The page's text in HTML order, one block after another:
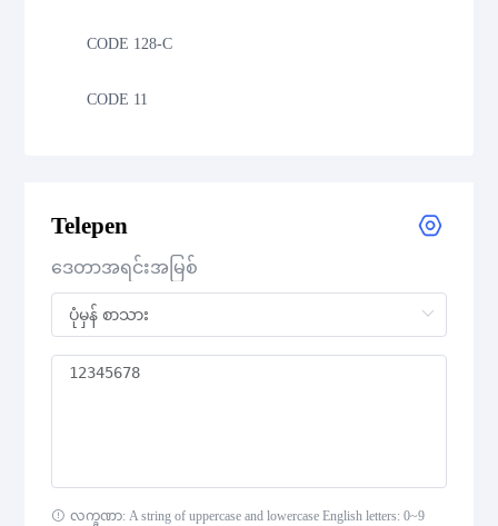
CODE 128-C
CODE 11
CODE 39 Mod 43
CODE 93
Codabar
Standard 2 of 5
Telepen
ဒေတာအရင်းအမြစ်
လက္ခဏာ: A string of uppercase and lowercase English letters: 0~9